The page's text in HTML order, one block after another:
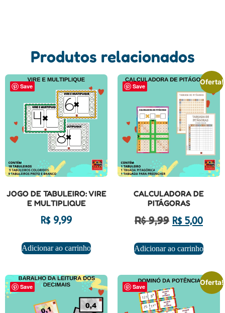
Produtos relacionados
Save
JOGO DE TABULEIRO: VIRE
E MULTIPLIQUE
R$9,99
Adicionar ao carrinho
Save
Oferta!
CALCULADORA DE
PITÁGORAS
R$9,99 R$5,00
Adicionar ao carrinho
Save Save
Oferta!